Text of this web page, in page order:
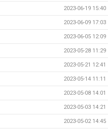
2023-06-19 15:40
2023-06-09 17:03
2023-06-05 12:09
2023-05-28 11:29
2023-05-21 12:41
2023-05-14 11:11
2023-05-08 14:01
2023-05-03 14:21
2023-05-02 14:45